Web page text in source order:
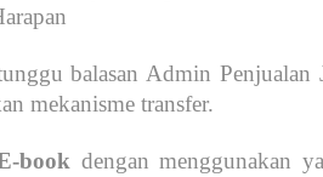
balasan Admin
mekanisme transfer.
book dengan menggunakan